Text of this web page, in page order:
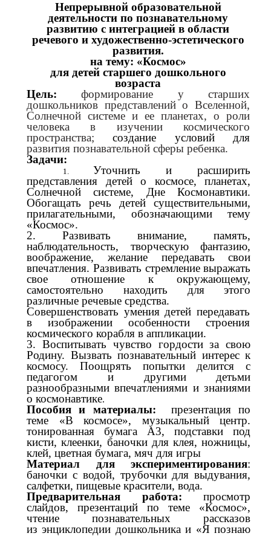
Непрерывной образовательной
деятельности по познавательному
развитию с интеграцией в области
речевого и художественно-эстетического
развития.
на тему: «Космос»
для детей старшего дошкольного
возраста
Цель:формирование у старших
дошкольников представлений о Вселенной,
Солнечной системе и ее планетах, о роли
человека в изучении космического
пространства;
создание условий для
развития познавательной сферы ребенка.
Задачи:
Уточнить и расширить
представления детей о космосе, планетах,
Солнечной системе, Дне Космонавтики.
Обогащать речь детей существительными,
прилагательными, обозначающими тему
«Космос».
2. Развивать внимание, память,
наблюдательность, творческую фантазию,
воображение, желание передавать свои
впечатления. Развивать стремление выражать
свое отношение к окружающему,
самостоятельно находить для этого
различные речевые средства.
Совершенствовать умения детей передавать
в изображении особенности строения
космического корабля в аппликации.
3. Воспитывать чувство гордости за свою
Родину. Вызвать познавательный интерес к
космосу. Поощрять попытки делится с
педагогом и другими детьми
разнообразными впечатлениями и знаниями
о космонавтике.
Пособия и материалы: презентация по
теме «В космосе», музыкальный центр.
тонированная бумага А3, подставки под
кисти, клеенки, баночки для клея, ножницы,
клей, цветная бумага, мяч для игры
Материал для экспериментирования:
баночки с водой, трубочки для выдувания,
салфетки, пищевые красители, вода.
Предварительная работа: просмотр
слайдов, презентаций по теме «Космос»,
чтение познавательных рассказов
из энциклопедии дошкольника и «Я познаю